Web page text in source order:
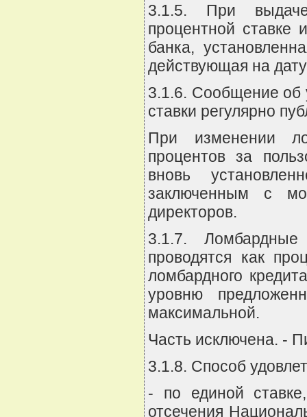
3.1.5. При
процентной ставке
банка,
действующая на
3.1.6. Сообщение об
ставки регулярно
При изменении
процентов за
вновь
заключенным с
директоров.
3.1.7. Ломбардные
проводятся как
ломбардного
уровню
максимальной.
Часть исключена. -
3.1.8. Способ
- по единой
отсечения